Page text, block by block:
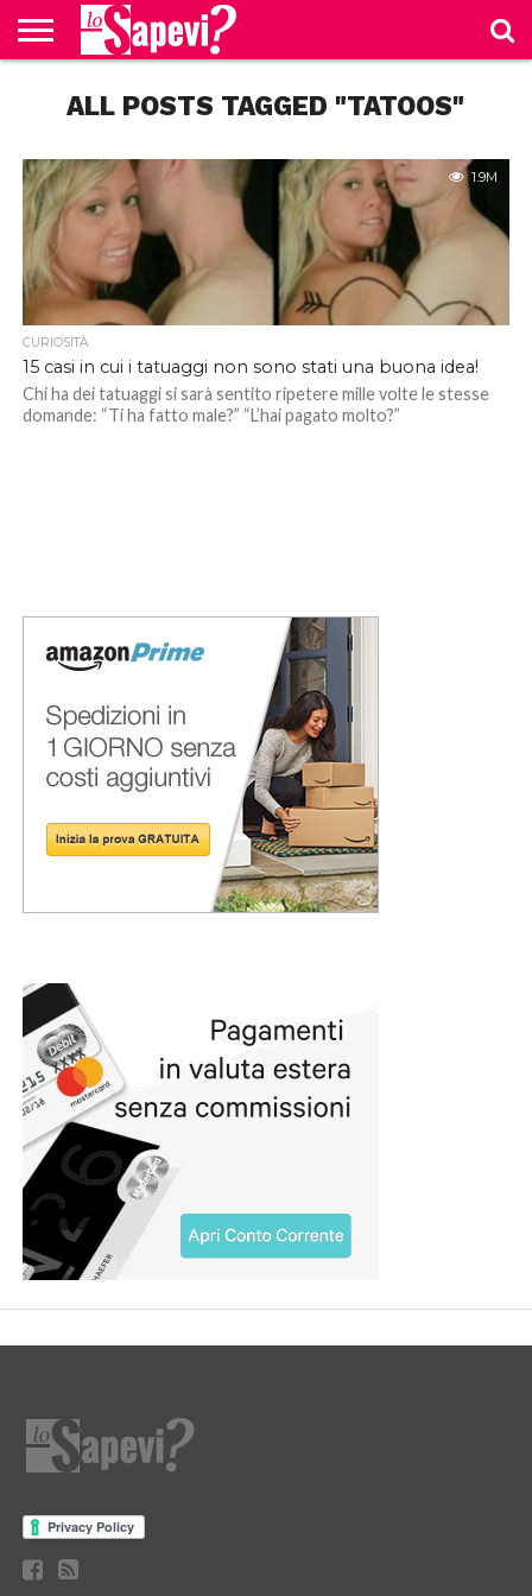
BENESSERE
GOSSIP
PRODOTTI
AMAZON
NEWS
CASA E
CUCINA
ALL POSTS TAGGED "TATOOS"
1.9M
CURIOSITÀ
15 casi in cui i tatuaggi non sono stati una buona idea!
Chi ha dei tatuaggi si sarà sentito ripetere mille volte le stesse
domande: “Ti ha fatto male?” “L’hai pagato molto?”